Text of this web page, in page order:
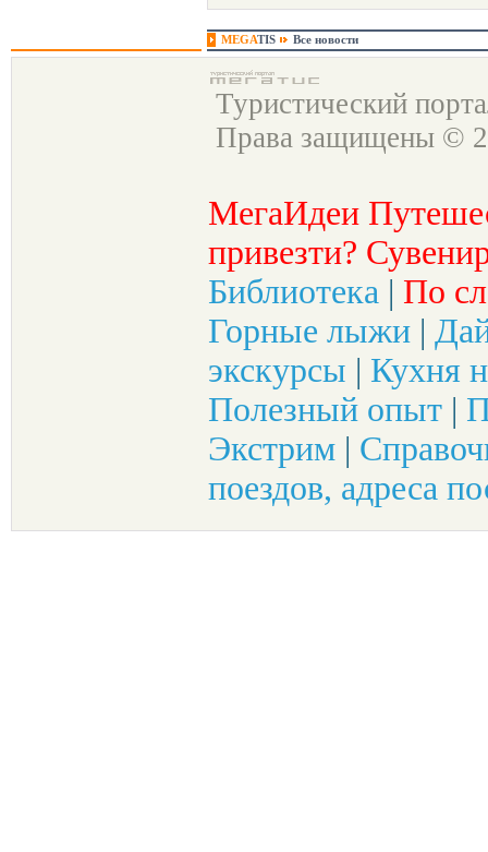
MEGATIS Все новости
Туристический
Права защищены ©
МегаИдеи
привезти?
Библиотека | По
Горные лыжи |
экскурсы | Кухня
Полезный опыт |
Экстрим |
поездов, адреса